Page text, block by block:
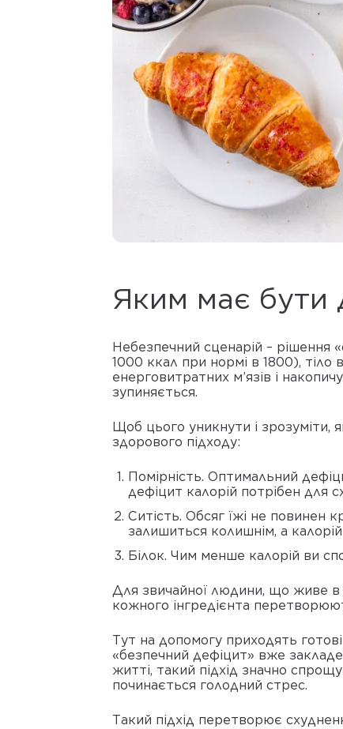
Яким має бути
Небезпечний сценарій – рішення
1000 ккал при нормі в 1800), тіло
енерговитратних м’язів і
зупиняється.
Щоб цього уникнути і зрозуміти,
здорового підходу:
Помірність. Оптимальний
дефіцит калорій потрібен для
Ситість. Обсяг їжі не повинен
залишиться колишнім, а
Білок. Чим менше калорій ви
Для звичайної людини, що живе в
кожного інгредієнта
Тут на допомогу приходять
«безпечний дефіцит» вже
житті, такий підхід значно
починається голодний стрес.
Такий підхід перетворює